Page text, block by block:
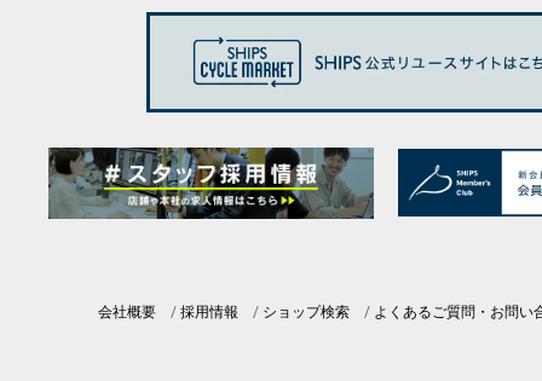
会社概要 採用情報 ショップ検索 よくあるご質問・お問い